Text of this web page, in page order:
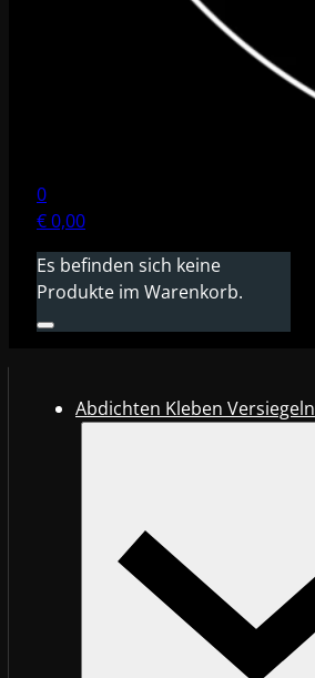
0
€0,00
Es befinden sich keine
Produkte im Warenkorb.
Abdichten Kleben Versiegeln